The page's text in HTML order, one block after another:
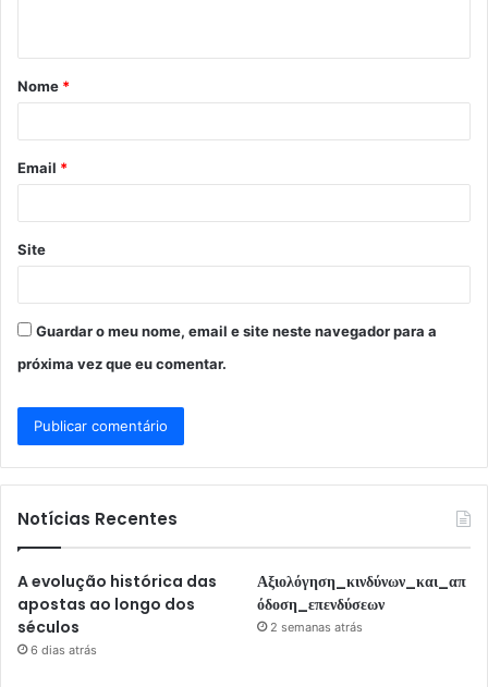
á
r
*
Nome *
Email *
Site
Guardar o meu nome, email e site neste navegador para a
próxima vez que eu comentar.
Notícias Recentes
A evolução histórica das
apostas ao longo dos
séculos
6 dias atrás
Αξιολόγηση_κινδύνων_και_απ
όδοση_επενδύσεων
2 semanas atrás